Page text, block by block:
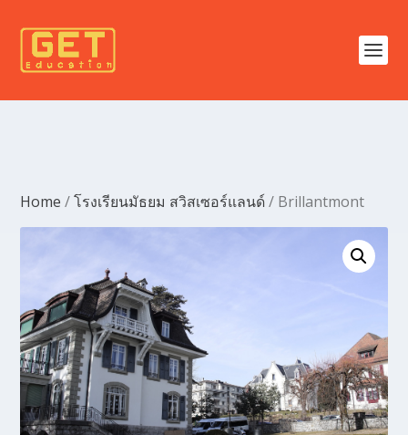
Home /โรงเรียนมัธยม สวิสเซอร์แลนด์/ Brillantmont